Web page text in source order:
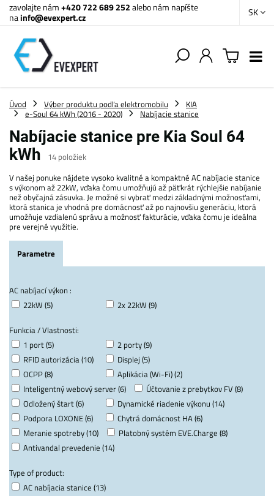
zavolajte nám+420 722 689 252alebo nám napíšte
nainfo@evexpert.cz SK
Úvod Výber produktu podľa elektromobilu
KIA
e-Soul 64 kWh (2016 - 2020)
Nabíjacie stanice
Nabíjacie stanice pre Kia Soul 64
kWh
14 položiek
V našej ponuke nájdete vysoko kvalitné a kompaktné AC nabíjacie stanice
s výkonom až 22kW, vďaka čomu umožňujú až päťkrát rýchlejšie nabíjanie
než obyčajná zásuvka. Je možné si vybrať medzi základnými možnosťami,
ktorá stanica je vhodná pre domácnosť až po najnovšiu generáciu, ktorá
umožňuje vzdialenú správu a možnosť fakturácie, vďaka čomu je ideálna
pre verejné využitie.
Parametre
AC nabíjací výkon :
22kW (5)
2x 22kW (9)
Funkcia / Vlastnosti:
1 port (5)
2 porty (9)
RFID autorizácia (10)
Displej (5)
OCPP (8)
Aplikácia (Wi-Fi) (2)
Inteligentný webový server (6)
Účtovanie z prebytkov FV (8)
Odložený štart (6)
Dynamické riadenie výkonu (14)
Podpora LOXONE (6)
Chytrá domácnost HA (6)
Meranie spotreby (10)
Platobný systém EVE.Charge (8)
Antivandal prevedenie (14)
Type of product:
AC nabíjacia stanice (13)